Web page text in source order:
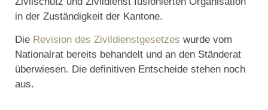
in der Zuständigkeit der Kantone.
Die Revision des Zivildienstgesetzes wurde vom
Nationalrat bereits behandelt und an den Ständerat
überwiesen. Die definitiven Entscheide stehen noch
aus.